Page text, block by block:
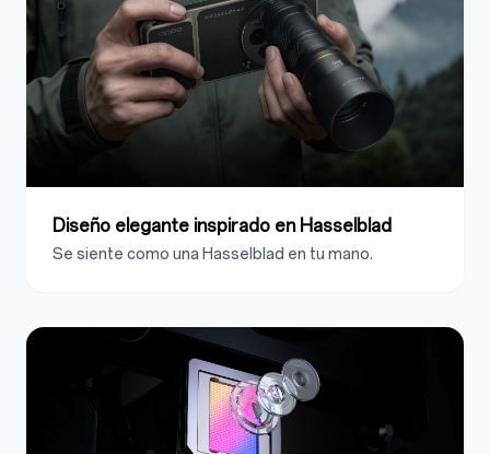
Diseño elegante inspirado en Hasselblad
Se siente como una Hasselblad en tu mano.